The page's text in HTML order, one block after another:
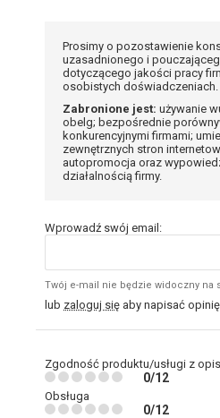
Prosimy o pozostawienie
uzasadnionego i
dotyczącego jakości pracy
osobistych doświadczeniach.
Zabronione jest: używanie
obelg; bezpośrednie
konkurencyjnymi firmami;
zewnętrznych stron
autopromocja oraz
działalnością firmy.
Wprowadź swój email:
Twój e-mail nie będzie widoczny na
lub zaloguj się aby napisać opinię
Zgodność produktu/usługi z
0/12
Obsługa
0/12